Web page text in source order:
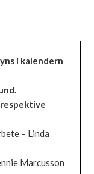
i kalendern
– Linda
Marcusson